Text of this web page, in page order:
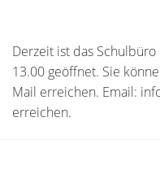
Derzeit ist das
13.00 geöffnet. Sie
Mail erreichen. Email:
erreichen.